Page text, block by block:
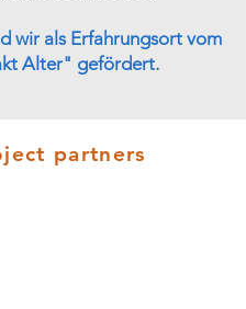
wir als Erfahrungsort vom
Alter" gefördert.
partners